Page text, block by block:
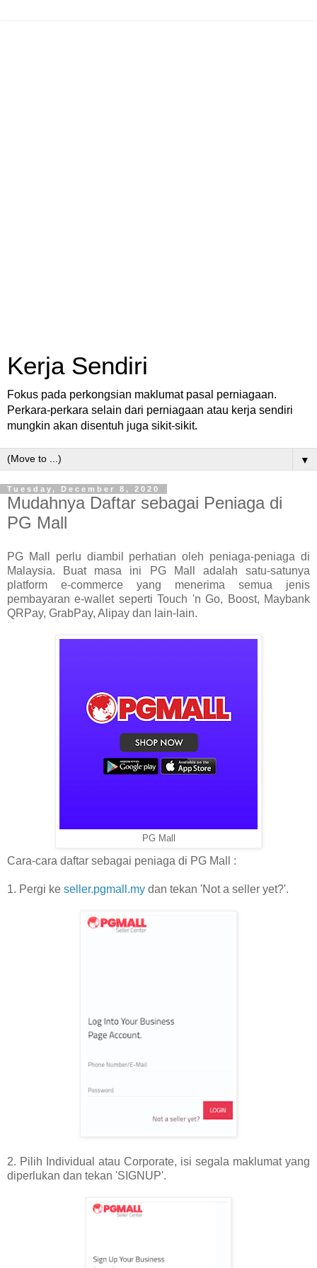
Kerja Sendiri
Fokus pada perkongsian maklumat pasal perniagaan.
Perkara-perkara selain dari perniagaan atau kerja sendiri
mungkin akan disentuh juga sikit-sikit.
▼
Tuesday, December 8, 2020
Mudahnya Daftar sebagai Peniaga di
PG Mall
PG Mall perlu diambil perhatian oleh peniaga-peniaga di
Malaysia. Buat masa ini PG Mall adalah satu-satunya
platform e-commerce yang menerima semua jenis
pembayaran e-wallet seperti Touch 'n Go, Boost, Maybank
QRPay, GrabPay, Alipay dan lain-lain.
PG Mall
Cara-cara daftar sebagai peniaga di PG Mall :
1. Pergi ke seller.pgmall.my dan tekan 'Not a seller yet?'.
2. Pilih Individual atau Corporate, isi segala maklumat yang
diperlukan dan tekan 'SIGNUP'.